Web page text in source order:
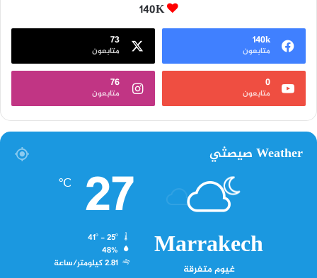
140K
140k
متابعون
73
متابعون
0
متابعون
76
متابعون
Weather صيصثي
Marrakech
غيوم متفرقة
27
℃
48%
2.81 كيلومتر/ساعة